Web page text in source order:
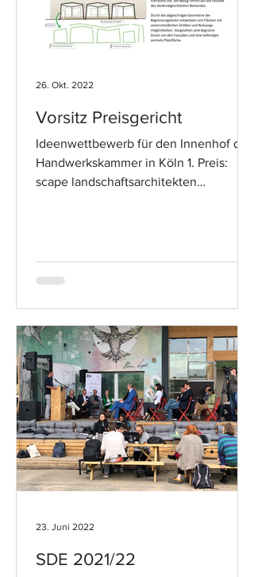
Vorsitz Preisgericht
Ideenwettbewerb für den Innenhof der
Handwerkskammer in Köln 1. Preis:
scape landschaftsarchitekten
26. Okt. 2022
SDE 2021/22
23. Juni 2022